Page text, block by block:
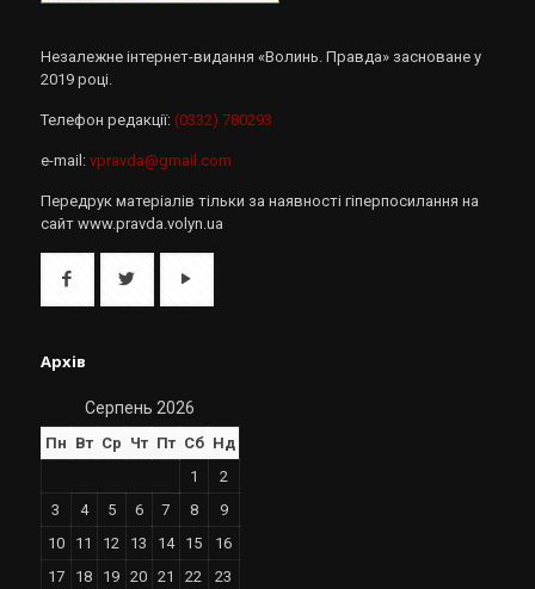
Незалежне інтернет-видання «Волинь. Правда» засноване у
2019 році.
Телефон редакції: (0332) 780293
e-mail: vpravda@gmail.com
Передрук матеріалів тільки за наявності гіперпосилання на
сайт www.pravda.volyn.ua
Архів
Серпень 2026
Пн Вт Ср Чт Пт Сб Нд
1
2
3
4 5 6 7 8
9
10
11 12 13 14 15
16
17
18 19 20 21 22
23